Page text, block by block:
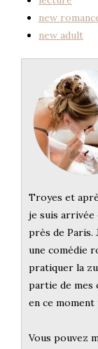
new
new adult
Troyes et
je suis
près de Paris.
une comédie
pratiquer la
partie de mes
en ce moment
Vous pouvez